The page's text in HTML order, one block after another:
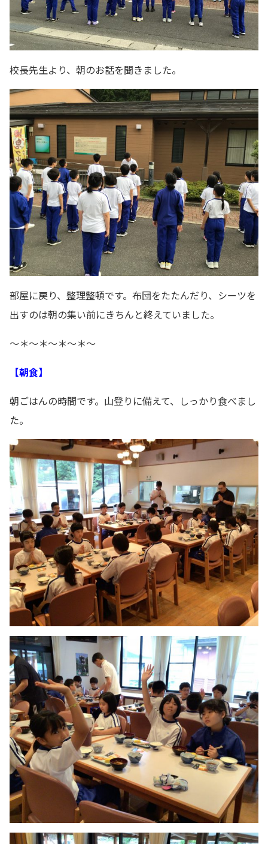
校長先生より、朝のお話を聞きました。
部屋に戻り、整理整頓です。布団をたたんだり、シーツを
出すのは朝の集い前にきちんと終えていました。
～＊～＊～＊～＊～
【朝食】
朝ごはんの時間です。山登りに備えて、しっかり食べまし
た。